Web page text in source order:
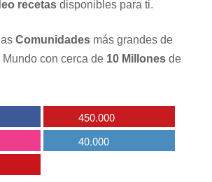
recetas disponibles para ti.
Comunidades más grandes de
con cerca de 10 Millones de
450.000
40.000